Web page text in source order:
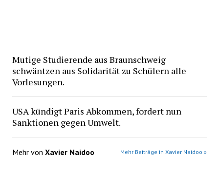
Mutige Studierende aus Braunschweig
schwäntzen aus Solidarität zu Schülern alle
Vorlesungen.
USA kündigt Paris Abkommen, fordert nun
Sanktionen gegen Umwelt.
Mehr von Xavier Naidoo Mehr Beiträge in Xavier Naidoo »